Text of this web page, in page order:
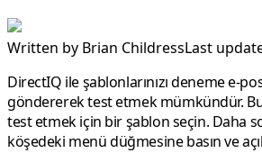
Written by Brian ChildressLast
DirectIQ ile şablonlarınızı deneme e-
göndererek test etmek mümkündür.
test etmek için bir şablon seçin. Daha
köşedeki menü düğmesine basın ve